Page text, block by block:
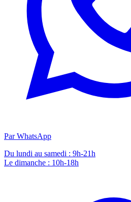
Par WhatsApp
Du lundi au samedi : 9h-21h
Le dimanche : 10h-18h